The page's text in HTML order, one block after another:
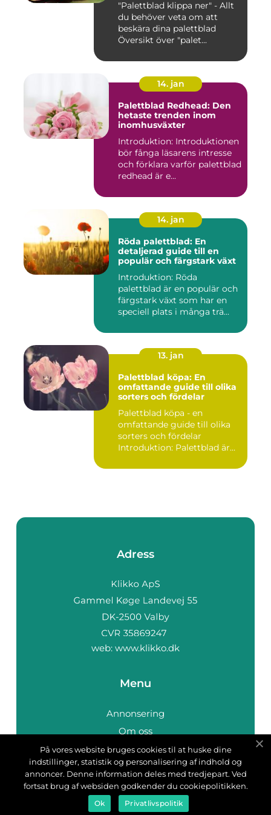
"Palettblad klippa ner" - Allt
du behöver veta om att
beskära dina palettblad
Översikt över "palet...
14. jan
Palettblad Redhead: Den
hetaste trenden inom
inomhusväxter
Introduktion: Introduktionen
bör fånga läsarens intresse
och förklara varför palettblad
redhead är e...
14. jan
Röda palettblad: En
detaljerad guide till en
populär och färgstark växt
Introduktion: Röda
palettblad är en populär och
färgstark växt som har en
speciell plats i många trä...
13. jan
Palettblad köpa: En
omfattande guide till olika
sorters och fördelar
Palettblad köpa - en
omfattande guide till olika
sorters och fördelar
Introduktion: Palettblad är
Adress
web: www.klikko.dk
Menu
Annonsering
Om oss
Cookies
Kontakta oss
Sitemap
På vores website bruges cookies til at huske dine
indstillinger, statistik og personalisering af indhold og
annoncer. Denne information deles med tredjepart. Ved
fortsat brug af websiden godkender du cookiepolitikken.
Ok Privatlivspolitik